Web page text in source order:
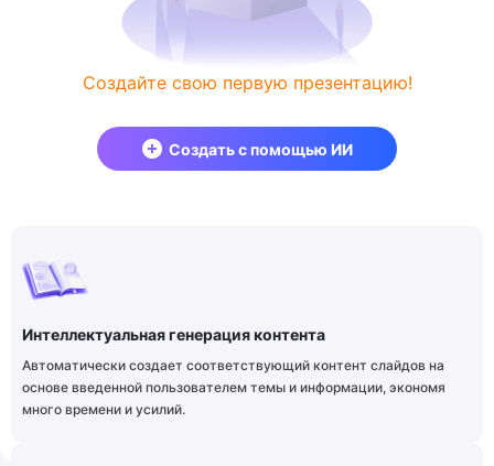
Создайте свою первую презентацию!
Создать с помощью ИИ
Интеллектуальная генерация контента
Автоматически создает соответствующий контент слайдов на
основе введенной пользователем темы и информации, экономя
много времени и усилий.